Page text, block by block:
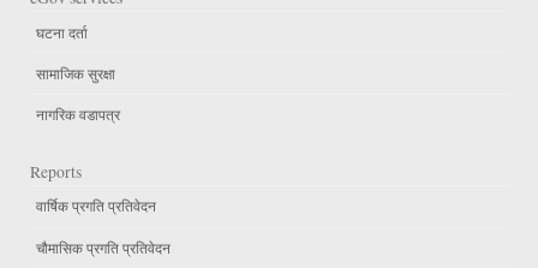
घटना दर्ता
सामाजिक सुरक्षा
नागरिक वडापत्र
Reports
वार्षिक प्रगति प्रतिवेदन
चौमासिक प्रगति प्रतिवेदन